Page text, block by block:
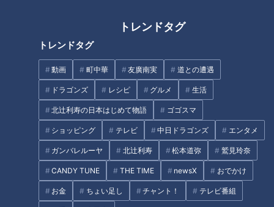
トレンドタグ
トレンドタグ
動画 町中華 友廣南実 道との遭遇
ドラゴンズ レシピ グルメ 生活
北辻利寿の日本はじめて物語 ゴゴスマ
ショッピング テレビ 中日ドラゴンズ エンタメ
ガンバレルーヤ 北辻利寿 松本道弥 鷲見玲奈
CANDY TUNE THE TIME newsX おでかけ
お金 ちょい足し チャント！ テレビ番組
今回は、殺虫剤・駆除剤などを販売する会社「タニサケ」で10
年以上、ゴキブリ対策の商品開発に関わる向山博幸さんに、ア
ドバイスをいただきました。
日本国内で自宅などの屋内に現れるゴキブリは、主にワモンゴ
キブリ、クロゴキブリ、ヤマトゴキブリ、チャバネゴキブリの
4種類。一番増えやすいチャバネゴキブリは、一つのつがいが
侵入すると、1年で数千匹に増えると言われています。
向山さんによると「冬の間はゴキブリの行動が制限されるの
で、動かないうちに対処すれば春に増えにくい」とのこと。4